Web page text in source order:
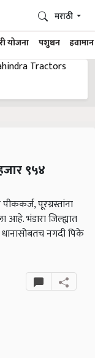
योजना पशुधन हवामान
मराठी
९५४
पूरग्रस्तांना
आहे. भंडारा जिल्ह्यात
नगदी पिके